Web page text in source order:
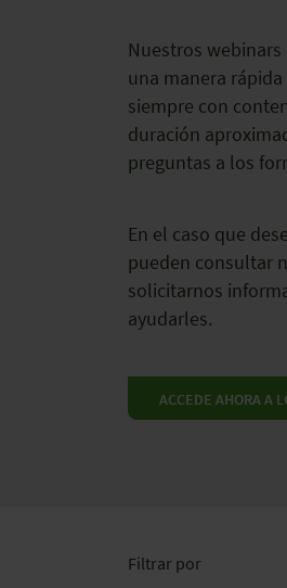
Nuestros
una manera
siempre con
duración
preguntas a los
En el caso que
pueden consultar
solicitarnos
ayudarles.
ACCEDE AHORA A
Filtrar por